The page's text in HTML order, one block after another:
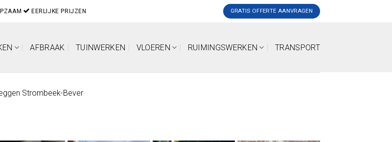
EERLIJKE PRIJZEN GRATIS OFFERTE AANVRAGEN
AFBRAAK TUINWERKEN VLOEREN RUIMINGSWERKEN TRANSPORT
Strombeek-Bever